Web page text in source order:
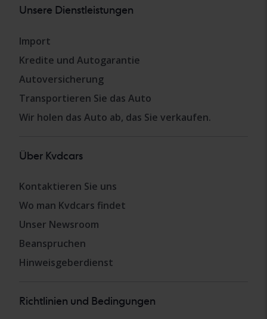
Unsere Dienstleistungen
Import
Kredite und Autogarantie
Autoversicherung
Transportieren Sie das Auto
Wir holen das Auto ab, das Sie verkaufen.
Über Kvdcars
Kontaktieren Sie uns
Wo man Kvdcars findet
Unser Newsroom
Beanspruchen
Hinweisgeberdienst
Richtlinien und Bedingungen